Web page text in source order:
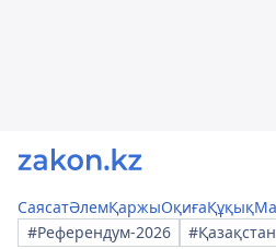
СаясатӘлемҚаржыОқиғаҚұқық
#Референдум-2026